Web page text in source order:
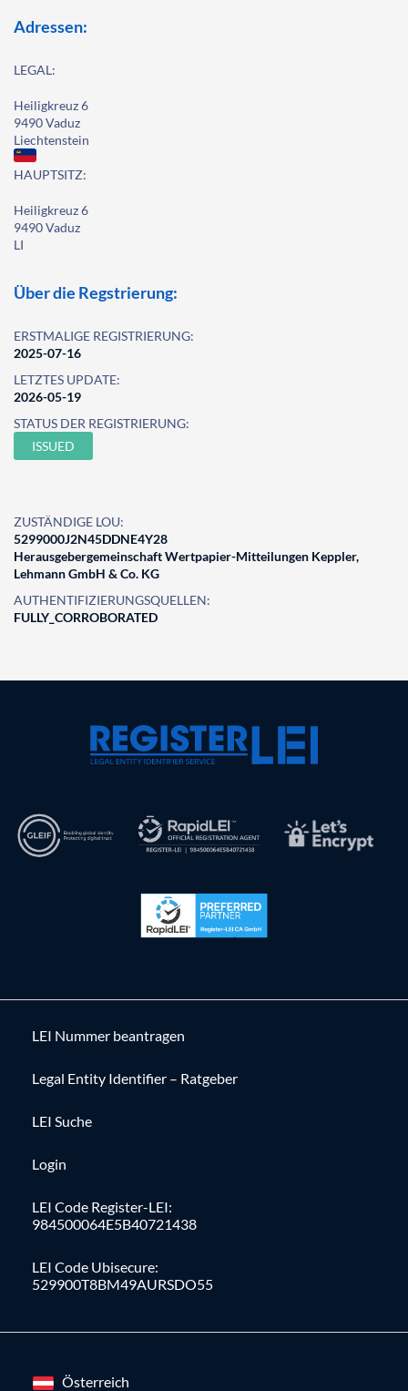
Adressen:
LEGAL:
Heiligkreuz 6
9490 Vaduz
Liechtenstein
HAUPTSITZ:
Heiligkreuz 6
9490 Vaduz
LI
Über die Regstrierung:
ERSTMALIGE REGISTRIERUNG:
2025-07-16
LETZTES UPDATE:
2026-05-19
STATUS DER REGISTRIERUNG:
ISSUED
ZUSTÄNDIGE LOU:
5299000J2N45DDNE4Y28
Herausgebergemeinschaft Wertpapier-Mitteilungen Keppler,
Lehmann GmbH & Co. KG
AUTHENTIFIZIERUNGSQUELLEN:
FULLY_CORROBORATED
LEI Nummer beantragen
Legal Entity Identifier – Ratgeber
LEI Suche
Login
LEI Code Register-LEI:
984500064E5B40721438
LEI Code Ubisecure:
529900T8BM49AURSDO55
Österreich